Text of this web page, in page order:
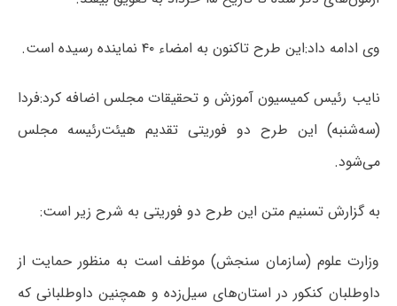
وی ادامه داد:این طرح تاکنون به امضاء ۴۰ نماینده رسیده است.
نایب رئیس کمیسیون آموزش و تحقیقات مجلس اضافه کرد:فردا
(سه‌شنبه) این طرح دو فوریتی تقدیم هیئت‌رئیسه مجلس
می‌شود.
به گزارش تسنیم متن این طرح دو فوریتی به شرح زیر است:
وزارت علوم (سازمان سنجش) موظف است به منظور حمایت از
داوطلبان کنکور در استان‌های سیل‌زده و همچنین داوطلبانی که